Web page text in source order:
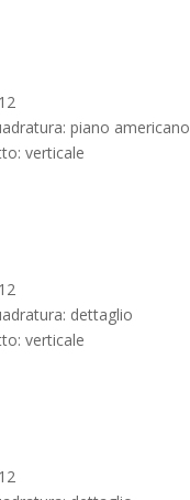
piano americano
verticale
dettaglio
verticale